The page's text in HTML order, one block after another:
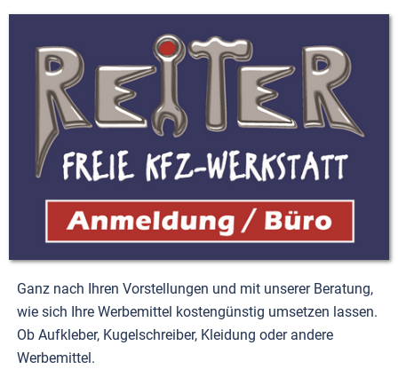
Ganz nach Ihren Vorstellungen und mit unserer Beratung,
wie sich Ihre Werbemittel kostengünstig umsetzen lassen.
Ob Aufkleber, Kugelschreiber, Kleidung oder andere
Werbemittel.